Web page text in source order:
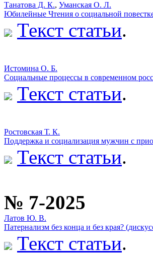
Танатова Д. К., Уманская О. Л.
Юбилейные Чтения о социальной
Текст статьи.
Истомина О. Б.
Социальные процессы в современном
Текст статьи.
Ростовская Т. К.
Поддержка и социализация мужчин с
Текст статьи.
№ 7-2025
Латов Ю. В.
Патернализм без конца и без края?
Текст статьи.